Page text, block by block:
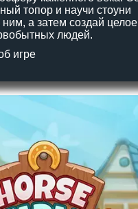
топор и научи стоуни
ним, а затем создай целое
людей.
игре